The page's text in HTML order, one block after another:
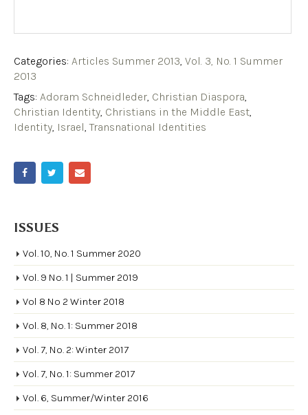
Categories: Articles Summer 2013, Vol. 3, No. 1 Summer
2013
Tags: Adoram Schneidleder, Christian Diaspora,
Christian Identity, Christians in the Middle East,
Identity, Israel,Transnational Identities
ISSUES
Vol. 10, No. 1 Summer 2020
Vol. 9 No. 1 | Summer 2019
Vol 8 No 2 Winter 2018
Vol. 8, No. 1: Summer 2018
Vol. 7, No. 2: Winter 2017
Vol. 7, No. 1: Summer 2017
Vol. 6, Summer/Winter 2016